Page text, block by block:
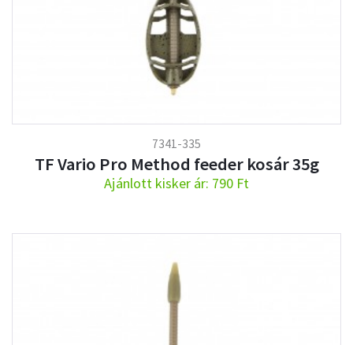
7341-335
TF Vario Pro Method feeder kosár 35g
Ajánlott kisker ár: 790 Ft